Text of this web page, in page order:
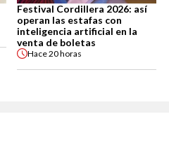
Festival Cordillera 2026: así
operan las estafas con
inteligencia artificial en la
venta de boletas
Hace20 horas